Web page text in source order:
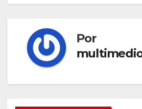
Por